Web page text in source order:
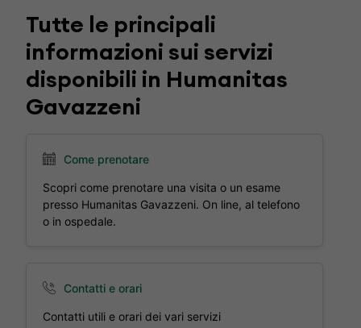
Tutte le principali
informazioni sui servizi
disponibili in Humanitas
Gavazzeni
Come prenotare
Scopri come prenotare una visita o un esame
presso Humanitas Gavazzeni. On line, al telefono
o in ospedale.
Contatti e orari
Contatti utili e orari dei vari servizi